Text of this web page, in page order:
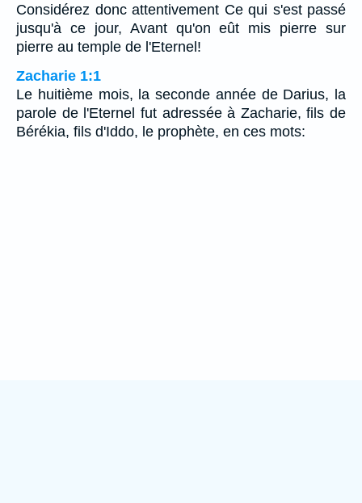
Considérez donc attentivement Ce qui s'est passé
jusqu'à ce jour, Avant qu'on eût mis pierre sur
pierre au temple de l'Eternel!
Zacharie 1:1
Le huitième mois, la seconde année de Darius, la
parole de l'Eternel fut adressée à Zacharie, fils de
Bérékia, fils d'Iddo, le prophète, en ces mots: